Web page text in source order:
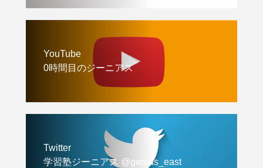
YouTube
0時間目のジーニアス
Twitter
学習塾ジーニアス @genius_east